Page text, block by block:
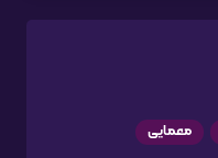
معمایی